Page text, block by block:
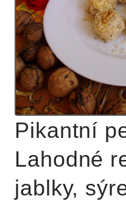
Pikantní
Lahodné
jablky,